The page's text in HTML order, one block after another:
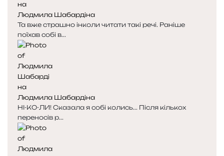
Людмила Шабардіна
Та вже страшно інколи читати такі речі. Раніше
поїхав собі в...
Людмила Шабардіна
НІ-КО-ЛИ! Сказала я собі колись... Після кількох
переносів р...